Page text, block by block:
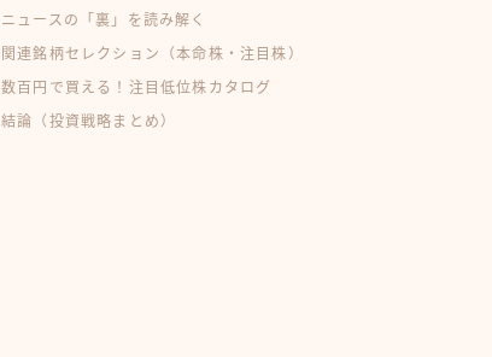
ニュースの「裏」を読み解く
関連銘柄セレクション（本命株・注目株）
数百円で買える！注目低位株カタログ
結論（投資戦略まとめ）